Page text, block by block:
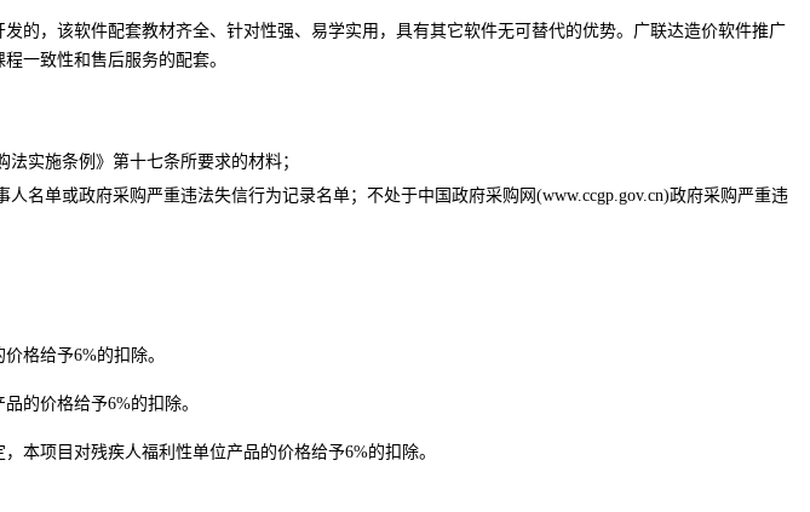
的，该软件配套教材齐全、针对性强、易学实用，具有其它软件无可替代的优势。广联达造价软件推广
一致性和售后服务的配套。
实施条例》第十七条所要求的材料；
名单或政府采购严重违法失信行为记录名单；不处于中国政府采购网(www.ccgp.gov.cn)政府采购严重违
价格给予6%的扣除。
品的价格给予6%的扣除。
本项目对残疾人福利性单位产品的价格给予6%的扣除。